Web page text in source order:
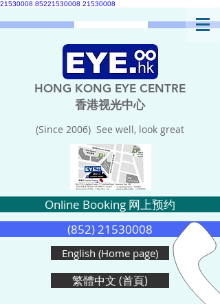
21530008 85221530008 21530008
HONG KONG EYE CENTRE
香港视光中心
(Since 2006) See well, look great
Online Booking 网上预约
(852) 21530008
English (Home page)
繁體中文 (首頁)